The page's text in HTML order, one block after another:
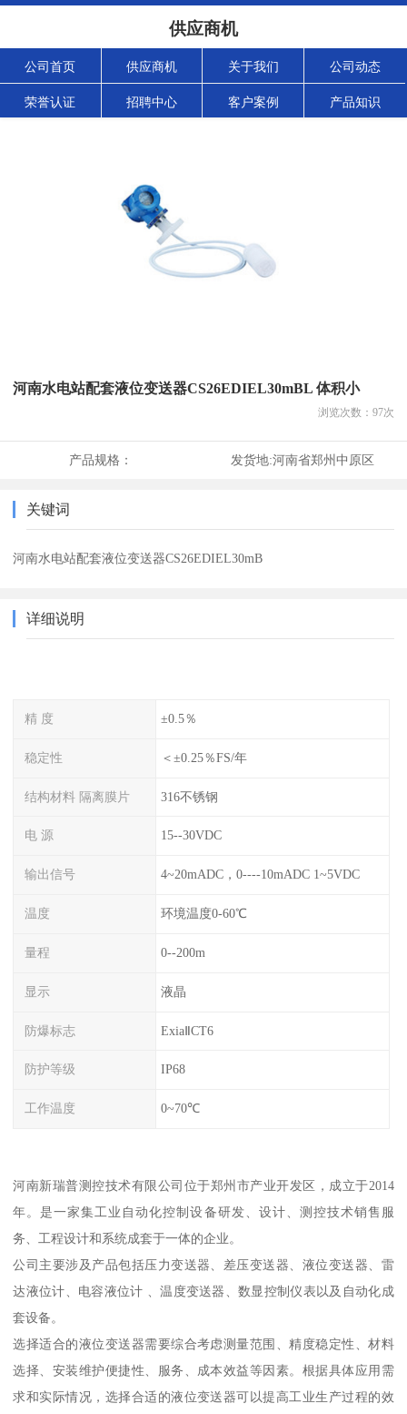
供应商机
公司首页 供应商机 关于我们 公司动态
荣誉认证 招聘中心 客户案例 产品知识
河南水电站配套液位变送器CS26EDIEL30mBL 体积小
浏览次数： 97次
产品规格： 发货地:河南省郑州中原区
关键词
河南水电站配套液位变送器CS26EDIEL30mB
详细说明
精 度 ±0.5％
稳定性 ＜±0.25％FS/年
结构材料 隔离膜片 316不锈钢
电 源 15--30VDC
输出信号 4~20mADC，0----10mADC 1~5VDC
温度 环境温度0-60℃
量程 0--200m
显示 液晶
防爆标志 ExiaⅡCT6
防护等级 IP68
工作温度 0~70℃
河南新瑞普测控技术有限公司位于郑州市产业开发区，成立于2014
年。是一家集工业自动化控制设备研发、设计、测控技术销售服
务、工程设计和系统成套于一体的企业。
公司主要涉及产品包括压力变送器、差压变送器、液位变送器、雷
达液位计、电容液位计 、温度变送器、数显控制仪表以及自动化成
套设备。
选择适合的液位变送器需要综合考虑测量范围、精度稳定性、材料
选择、安装维护便捷性、服务、成本效益等因素。根据具体应用需
求和实际情况，选择合适的液位变送器可以提高工业生产过程的效